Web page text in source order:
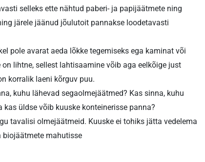
selleks ette nähtud paberi- ja papijäätmete ning
järele jäänud jõulutoit pannakse loodetavasti
pole avarat aeda lõkke tegemiseks ega kaminat või
lihtne, sellest lahtisaamine võib aga eelkõige just
korralik laeni kõrguv puu.
kuhu lähevad segaolmejäätmed? Kas sinna, kuhu
üldse võib kuuske konteinerisse panna?
tavalisi olmejäätmeid. Kuuske ei tohiks jätta vedelema
biojäätmete mahutisse